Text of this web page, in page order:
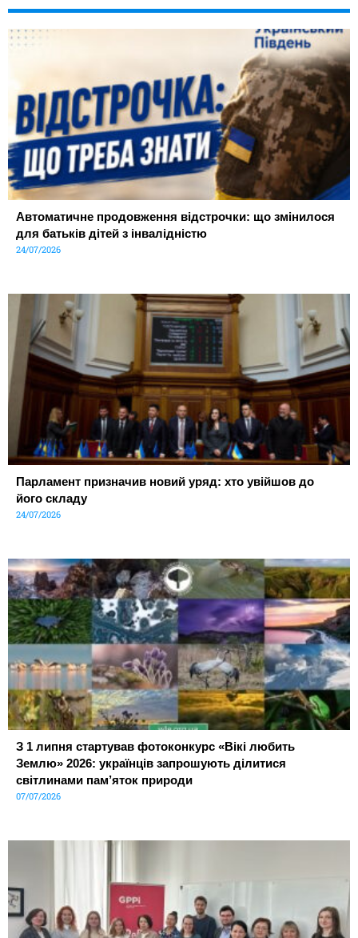
Автоматичне продовження відстрочки: що змінилося
для батьків дітей з інвалідністю
24/07/2026
Парламент призначив новий уряд: хто увійшов до
його складу
24/07/2026
З 1 липня стартував фотоконкурс «Вікі любить
Землю» 2026: українців запрошують ділитися
світлинами пам’яток природи
07/07/2026